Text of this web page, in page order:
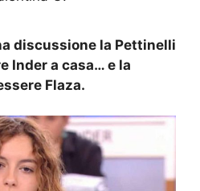
discussione la Pettinelli
Inder a casa… e la
Flaza.